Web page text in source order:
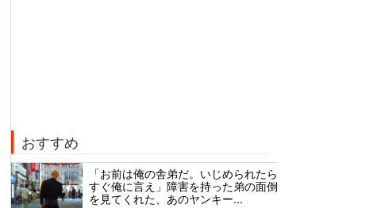
おすすめ
「お前は俺の舎弟だ。いじめられたら
すぐ俺に言え」障害を持った弟の面倒
を見てくれた、あのヤンキー...